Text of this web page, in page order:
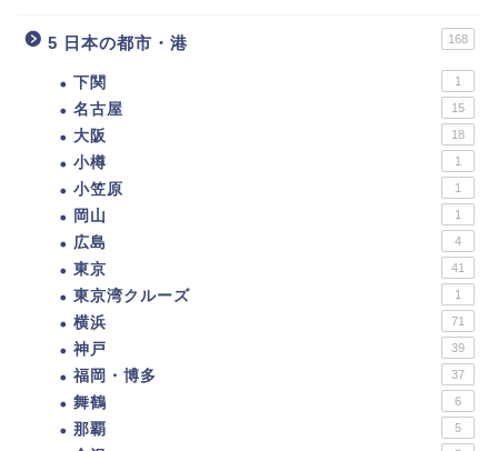
5 日本の都市・港 168
下関 1
名古屋 15
大阪 18
小樽 1
小笠原 1
岡山 1
広島 4
東京 41
東京湾クルーズ 1
横浜 71
神戸 39
福岡・博多 37
舞鶴 6
那覇 5